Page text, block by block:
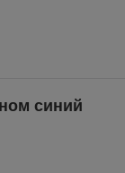
синий